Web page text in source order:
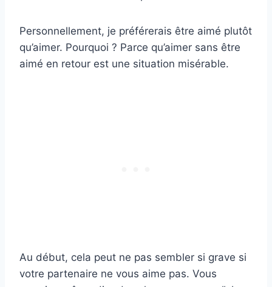
Personnellement, je préférerais être aimé plutôt
qu’aimer. Pourquoi ? Parce qu’aimer sans être
aimé en retour est une situation misérable.
Au début, cela peut ne pas sembler si grave si
votre partenaire ne vous aime pas. Vous